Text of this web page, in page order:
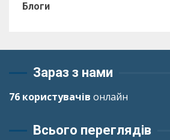
Блоги
Зараз з нами
76 користувачів онлайн
Всього переглядів